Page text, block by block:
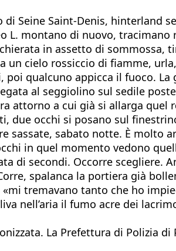
di Seine Saint-Denis,
L. montano di nuovo,
in assetto di sommossa,
cielo rossiccio di fiamme,
qualcuno appicca il fuoco.
al seggiolino sul sedile
attorno a cui già si allarga quel
occhi si posano sul
sassate, sabato notte. È
in quel momento vedono
di secondi. Occorre scegliere.
spalanca la portiera già
tremavano tanto che ho
nell’aria il fumo acre dei
La Prefettura di Polizia